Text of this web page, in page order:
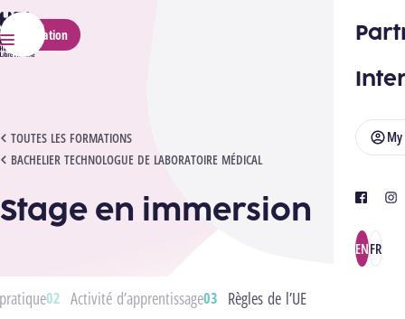
HELMo
Menu
My
facebook
ENFR
Application
TOUTES LES FORMATIONS
BACHELIER TECHNOLOGUE DE LABORATOIRE MÉDICAL
STAGE EN IMMERSION
Stage en immersion
Activité d’apprentissage Règles de l’UE